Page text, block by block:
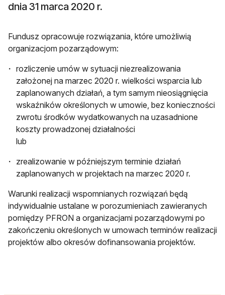
dnia 31 marca 2020 r.
Fundusz opracowuje rozwiązania, które umożliwią
organizacjom pozarządowym:
rozliczenie umów w sytuacji niezrealizowania
założonej na marzec 2020 r. wielkości wsparcia lub
zaplanowanych działań, a tym samym nieosiągnięcia
wskaźników określonych w umowie, bez konieczności
zwrotu środków wydatkowanych na uzasadnione
koszty prowadzonej działalności
lub
zrealizowanie w późniejszym terminie działań
zaplanowanych w projektach na marzec 2020 r.
Warunki realizacji wspomnianych rozwiązań będą
indywidualnie ustalane w porozumieniach zawieranych
pomiędzy PFRON a organizacjami pozarządowymi po
zakończeniu określonych w umowach terminów realizacji
projektów albo okresów dofinansowania projektów.